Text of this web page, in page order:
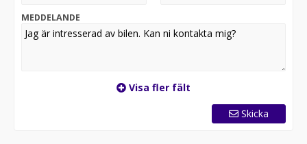
MEDDELANDE
Visa fler fält
Skicka